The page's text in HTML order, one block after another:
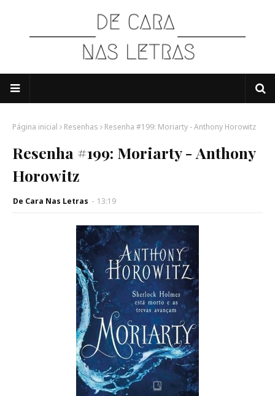
Página inicial Resenhas Resenha #199: Moriarty - Anthony Horowitz
Resenha #199: Moriarty - Anthony
Horowitz
De Cara Nas Letras - 13:19